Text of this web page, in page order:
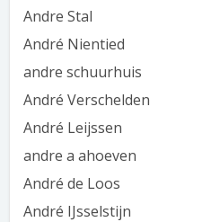
Andre Stal
André Nientied
andre schuurhuis
André Verschelden
André Leijssen
andre a ahoeven
André de Loos
André IJsselstijn